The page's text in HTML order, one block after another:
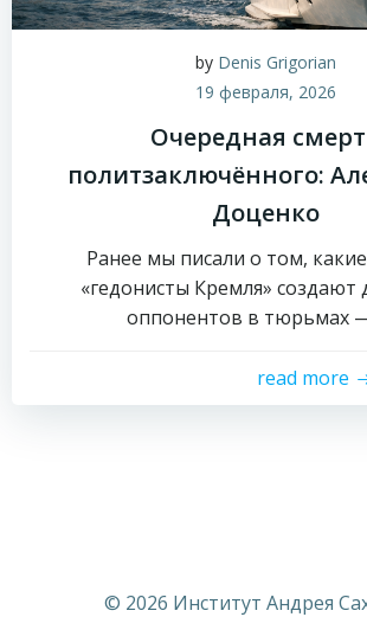
by Denis Grigorian
19 февраля, 2026
Очередная
политзаключённого:
Доценко
Ранее мы писали о том,
«гедонисты Кремля» создают
оппонентов в тюрьмах
read more
© 2026 Институт Андрея